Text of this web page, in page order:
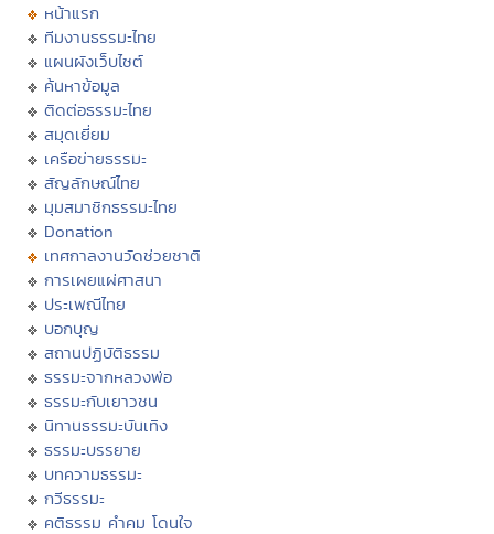
หน้าแรก
ทีมงานธรรมะไทย
แผนผังเว็บไซต์
ค้นหาข้อมูล
ติดต่อธรรมะไทย
สมุดเยี่ยม
เครือข่ายธรรมะ
สัญลักษณ์ไทย
มุมสมาชิกธรรมะไทย
Donation
เทศกาลงานวัดช่วยชาติ
การเผยแผ่ศาสนา
ประเพณีไทย
บอกบุญ
สถานปฏิบัติธรรม
ธรรมะจากหลวงพ่อ
ธรรมะกับเยาวชน
นิทานธรรมะบันเทิง
ธรรมะบรรยาย
บทความธรรมะ
กวีธรรมะ
คติธรรม คำคม โดนใจ